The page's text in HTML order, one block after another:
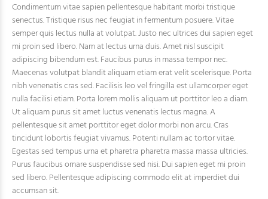
Condimentum vitae sapien pellentesque habitant morbi tristique
senectus. Tristique risus nec feugiat in fermentum posuere. Vitae
semper quis lectus nulla at volutpat. Justo nec ultrices dui sapien eget
mi proin sed libero. Nam at lectus urna duis. Amet nisl suscipit
adipiscing bibendum est. Faucibus purus in massa tempor nec.
Maecenas volutpat blandit aliquam etiam erat velit scelerisque. Porta
nibh venenatis cras sed. Facilisis leo vel fringilla est ullamcorper eget
nulla facilisi etiam. Porta lorem mollis aliquam ut porttitor leo a diam.
Ut aliquam purus sit amet luctus venenatis lectus magna. A
pellentesque sit amet porttitor eget dolor morbi non arcu. Cras
tincidunt lobortis feugiat vivamus. Potenti nullam ac tortor vitae.
Egestas sed tempus urna et pharetra pharetra massa massa ultricies.
Purus faucibus ornare suspendisse sed nisi. Dui sapien eget mi proin
sed libero. Pellentesque adipiscing commodo elit at imperdiet dui
accumsan sit.